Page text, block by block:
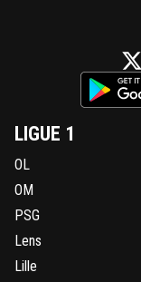
LIGUE 1
OL
OM
PSG
Lens
Lille